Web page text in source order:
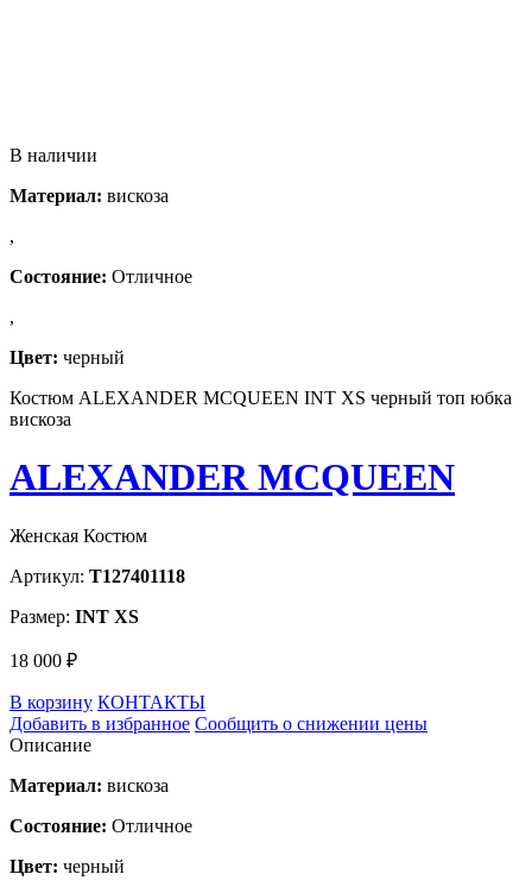
В наличии
Материал: вискоза
,
Состояние: Отличное
,
Цвет: черный
Костюм ALEXANDER MCQUEEN INT XS черный топ юбка
вискоза
ALEXANDER MCQUEEN
Женская Костюм
Артикул: T127401118
Размер: INT XS
18 000 ₽
В корзину КОНТАКТЫ
Добавить в избранное Сообщить о снижении цены
Описание
Материал: вискоза
Состояние: Отличное
Цвет: черный